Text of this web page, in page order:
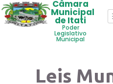
Câmara
Municipal
de Itati
Poder
Legislativo
Municipal
Leis